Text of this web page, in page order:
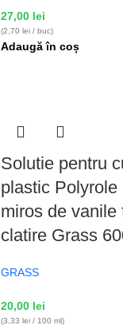
27,00 lei
(2,70 lei / buc)
Adaugă în coș
Solutie pentru
plastic Polyrole
miros de vanile
clatire Grass
GRASS
20,00 lei
(3,33 lei / 100 ml)